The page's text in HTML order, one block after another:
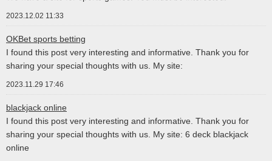
2023.12.02 11:33
OKBet sports betting
I found this post very interesting and informative. Thank you for
sharing your special thoughts with us. My site:
2023.11.29 17:46
blackjack online
I found this post very interesting and informative. Thank you for
sharing your special thoughts with us. My site: 6 deck blackjack
online